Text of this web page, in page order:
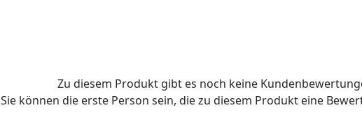
Zu diesem Produkt gibt es noch keine
Sie können die erste Person sein, die zu diesem Produkt eine